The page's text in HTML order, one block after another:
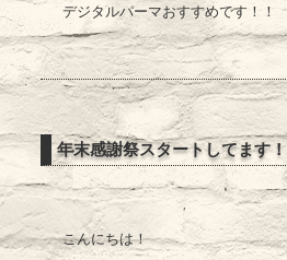
デジタルパーマおすすめです！！
年末感謝祭スタートしてます！
こんにちは！